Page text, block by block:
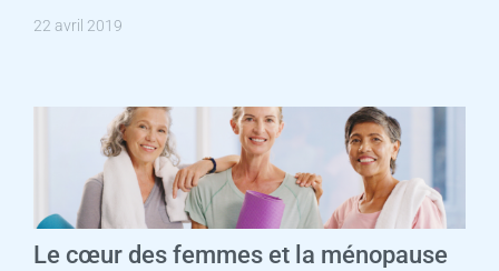
22 avril 2019
Le cœur des femmes et la ménopause